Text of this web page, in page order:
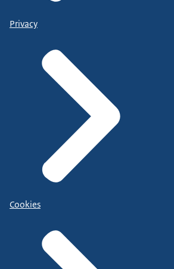
Privacy
Cookies